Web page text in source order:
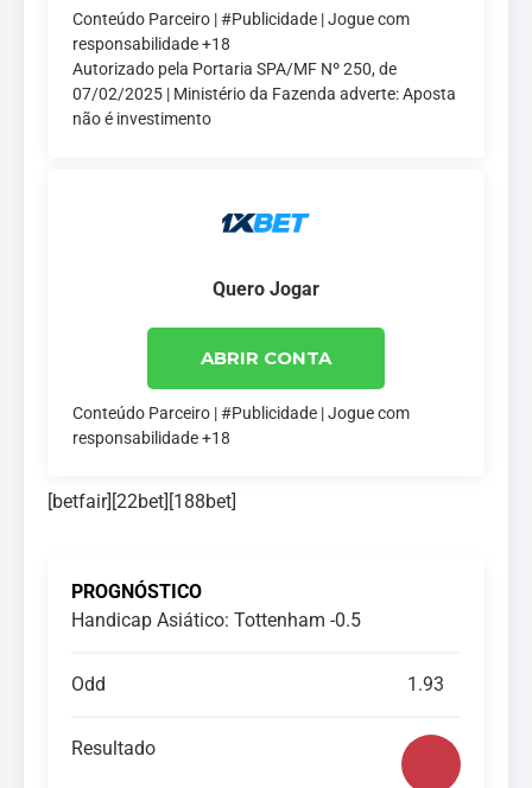
Conteúdo Parceiro | #Publicidade | Jogue com
responsabilidade +18
Autorizado pela Portaria SPA/MF Nº 250, de
07/02/2025 | Ministério da Fazenda adverte: Aposta
não é investimento
Quero Jogar
ABRIR CONTA
Conteúdo Parceiro | #Publicidade | Jogue com
responsabilidade +18
[betfair][22bet][188bet]
PROGNÓSTICO
Handicap Asiático: Tottenham -0.5
Odd 1.93
Resultado